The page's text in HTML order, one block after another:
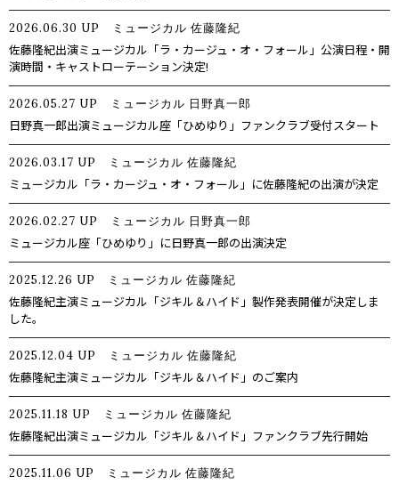
2026.06.30 UP ミュージカル 佐藤隆紀
佐藤隆紀出演ミュージカル「ラ・カージュ・オ・フォール」公演日程・開
演時間・キャストローテーション決定!
2026.05.27 UP ミュージカル 日野真一郎
日野真一郎出演ミュージカル座「ひめゆり」ファンクラブ受付スタート
2026.03.17 UP ミュージカル 佐藤隆紀
ミュージカル「ラ・カージュ・オ・フォール」に佐藤隆紀の出演が決定
2026.02.27 UP ミュージカル 日野真一郎
ミュージカル座「ひめゆり」に日野真一郎の出演決定
2025.12.26 UP ミュージカル 佐藤隆紀
佐藤隆紀主演ミュージカル「ジキル＆ハイド」製作発表開催が決定しま
した。
2025.12.04 UP ミュージカル 佐藤隆紀
佐藤隆紀主演ミュージカル「ジキル＆ハイド」のご案内
2025.11.18 UP ミュージカル 佐藤隆紀
佐藤隆紀出演ミュージカル「ジキル＆ハイド」ファンクラブ先行開始
2025.11.06 UP ミュージカル 佐藤隆紀